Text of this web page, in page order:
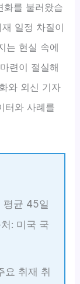
화를 불러왔습
일정 차질이
는 현실 속에
련이 절실해
와 외신 기자
터와 사례를
평균 45일
: 미국 국
요 취재 취